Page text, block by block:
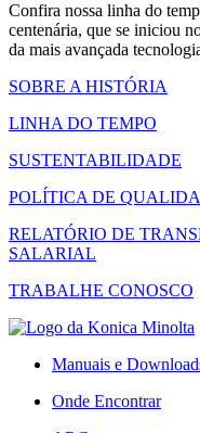
Confira nossa linha do
centenária, que se iniciou
da mais avançada
SOBRE A HISTÓRIA
LINHA DO TEMPO
SUSTENTABILIDADE
POLÍTICA DE
RELATÓRIO DE
SALARIAL
TRABALHE CONOSCO
Manuais e
Onde Encontrar